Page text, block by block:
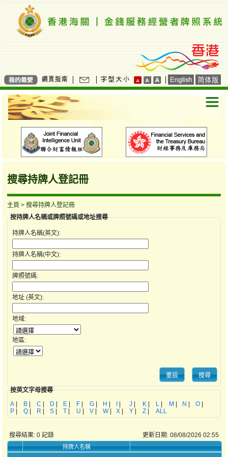
搜尋持牌人登記冊
主頁 > 搜尋持牌人登記冊
按持牌人名稱或牌照號碼或地址搜尋
持牌人名稱(英文):
持牌人名稱(中文):
牌照號碼:
地址 (英文):
地域:
地區:
按英文字母搜尋
A | B | C | D | E | F | G | H | I | J | K | L | M | N | O |
P | Q | R | S | T | U | V | W| X | Y | Z | ALL
搜尋結果: 0 記錄 更新日期: 08/08/2026 02:55
持牌人名稱